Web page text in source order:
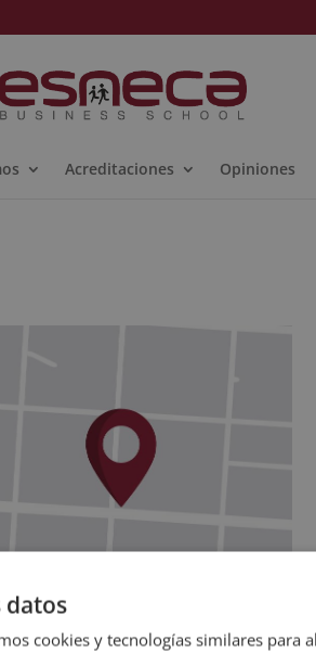
Acreditaciones Opiniones
datos
cookies y tecnologías similares para